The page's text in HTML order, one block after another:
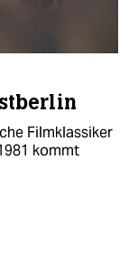
Filmklassiker
kommt